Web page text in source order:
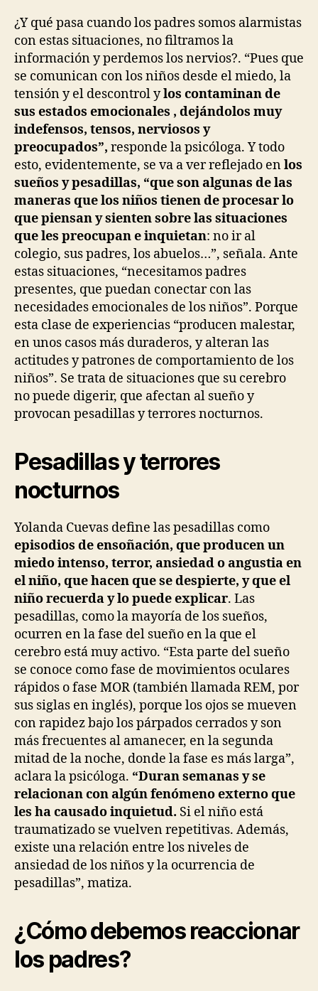
¿Y qué pasa cuando los padres somos alarmistas
con estas situaciones, no filtramos la
información y perdemos los nervios?. “Pues que
se comunican con los niños desde el miedo, la
tensión y el descontrol ylos contaminan de
sus estados emocionales , dejándolos muy
indefensos, tensos, nerviosos y
preocupados”, responde la psicóloga. Y todo
esto, evidentemente, se va a ver reflejado enlos
sueños y pesadillas, “que son algunas de las
maneras que los niños tienen de procesar lo
que piensan y sienten sobre las situaciones
que les preocupan e inquietan: no ir al
colegio, sus padres, los abuelos…”, señala. Ante
estas situaciones, “necesitamos padres
presentes, que puedan conectar con las
necesidades emocionales de los niños”. Porque
esta clase de experiencias “producen malestar,
en unos casos más duraderos, y alteran las
actitudes y patrones de comportamiento de los
niños”. Se trata de situaciones que su cerebro
no puede digerir, que afectan al sueño y
provocan pesadillas y terrores nocturnos.
Pesadillas y terrores
nocturnos
Yolanda Cuevas define las pesadillas como
episodios de ensoñación, que producen un
miedo intenso, terror, ansiedad o angustia en
el niño, que hacen que se despierte, y que el
niño recuerda y lo puede explicar. Las
pesadillas, como la mayoría de los sueños,
ocurren en la fase del sueño en la que el
cerebro está muy activo. “Esta parte del sueño
se conoce como fase de movimientos oculares
rápidos o fase MOR (también llamada REM, por
sus siglas en inglés), porque los ojos se mueven
con rapidez bajo los párpados cerrados y son
más frecuentes al amanecer, en la segunda
mitad de la noche, donde la fase es más larga”,
aclara la psicóloga. “Duran semanas y se
relacionan con algún fenómeno externo que
les ha causado inquietud. Si el niño está
traumatizado se vuelven repetitivas. Además,
existe una relación entre los niveles de
ansiedad de los niños y la ocurrencia de
pesadillas”, matiza.
¿Cómo debemos reaccionar
los padres?